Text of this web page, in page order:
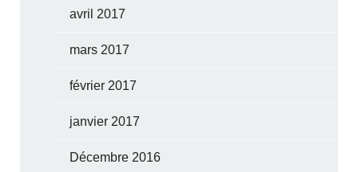
avril 2017
mars 2017
février 2017
janvier 2017
Décembre 2016